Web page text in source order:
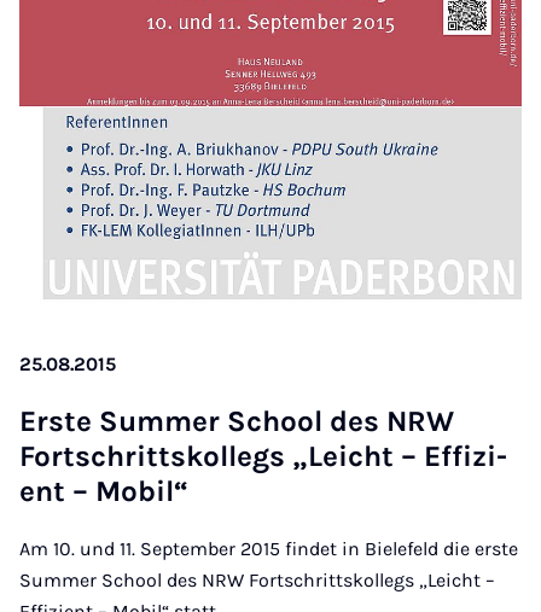
25.08.2015
Ers­te Sum­mer School des NRW
Fort­s­chritts­kol­legs „Leicht – Ef­fi­zi­
ent – Mo­bil“
Am 10. und 11. September 2015 findet in Bielefeld die erste
Summer School des NRW Fortschrittskollegs „Leicht –